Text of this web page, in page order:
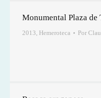
Monumental Plaza de
2013, Hemeroteca Por